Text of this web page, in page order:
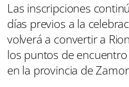
Las inscripciones
días previos a la
volverá a convertir a
los puntos de
en la provincia de